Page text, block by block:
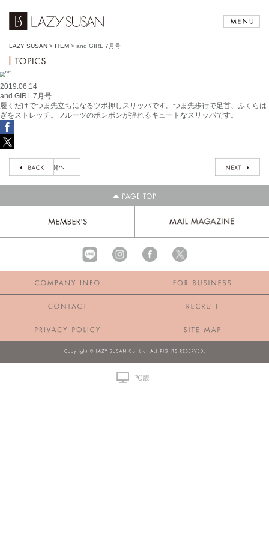
LAZY SUSAN > ITEM > and GIRL 7月号
2019.06.14
and GIRL 7月号
履くだけでつま先立ちになるツボ押しスリッパです。つま先歩行で足首、ふくらは
ぎをストレッチ。フルーツのポンポンが揺れるキュートなスリッパです。